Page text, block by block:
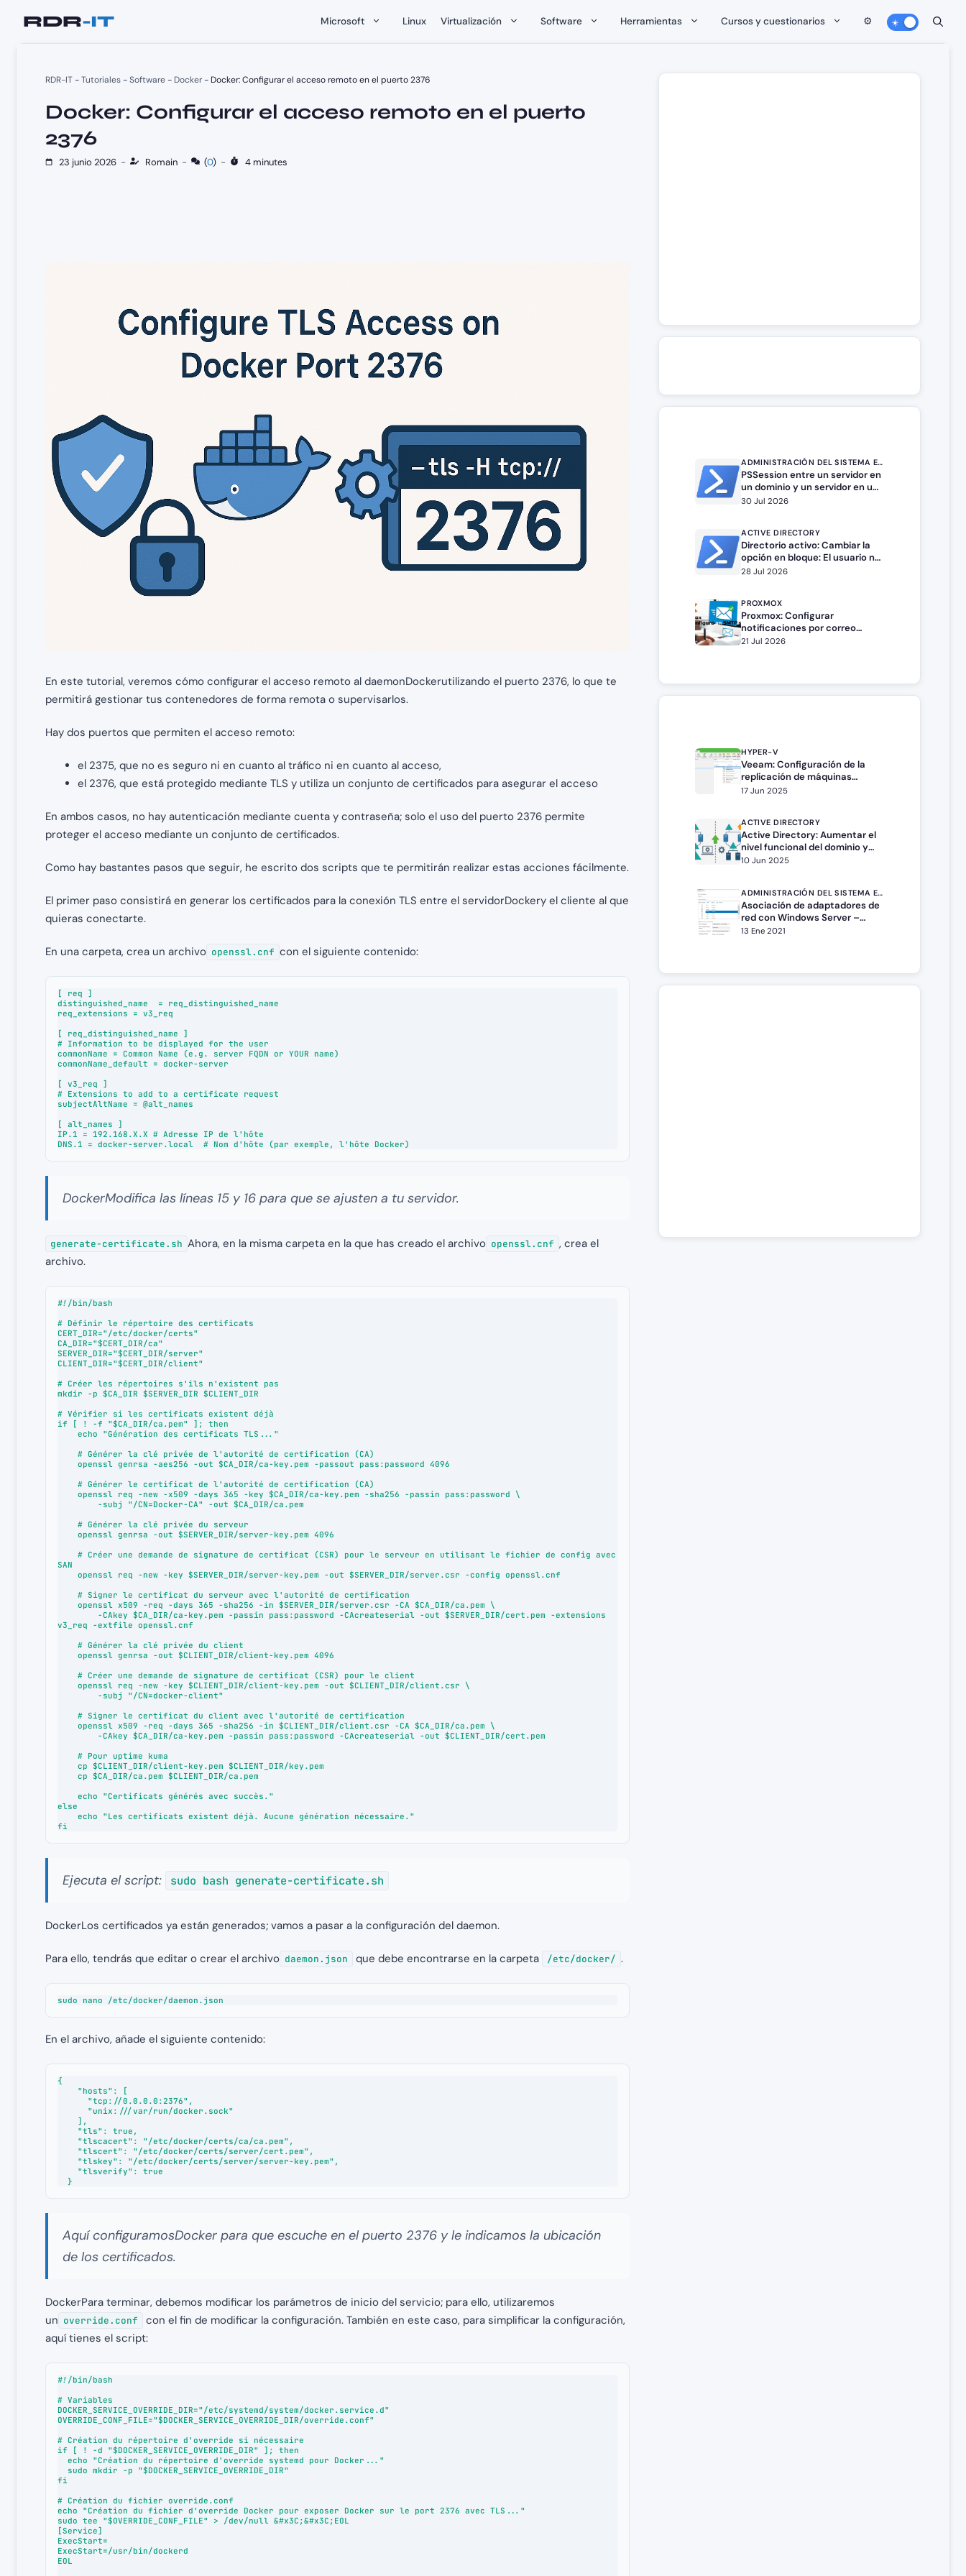
Microsoft Linux Virtualización Software Herramientas Cursos y cuestionarios ⚙️
RDR-IT-Tutoriales-Software- Docker- Docker: Configurar el acceso remoto en el puerto 2376
Docker: Configurar el acceso remoto en el puerto
2376
23 junio 2026 - Romain - (0) - 4 minutes
En este tutorial, veremos cómo configurar el acceso remoto al daemonDockerutilizando el puerto 2376, lo que te
permitirá gestionar tus contenedores de forma remota o supervisarlos.
Hay dos puertos que permiten el acceso remoto:
el 2375, que no es seguro ni en cuanto al tráfico ni en cuanto al acceso,
el 2376, que está protegido mediante TLS y utiliza un conjunto de certificados para asegurar el acceso
En ambos casos, no hay autenticación mediante cuenta y contraseña; solo el uso del puerto 2376 permite
proteger el acceso mediante un conjunto de certificados.
Como hay bastantes pasos que seguir, he escrito dos scripts que te permitirán realizar estas acciones fácilmente.
El primer paso consistirá en generar los certificados para la conexión TLS entre el servidorDockery el cliente al que
quieras conectarte.
En una carpeta, crea un archivo openssl.cnf con el siguiente contenido:
[ req ]
distinguished_name  = req_distinguished_name
req_extensions = v3_req
[ req_distinguished_name ]
# Information to be displayed for the user
commonName = Common Name (e.g. server FQDN or YOUR name)
commonName_default = docker-server
[ v3_req ]
# Extensions to add to a certificate request
subjectAltName = @alt_names
[ alt_names ]
IP.1 = 192.168.X.X # Adresse IP de l'hôte
DNS.1 = docker-server.local  # Nom d'hôte (par exemple, l'hôte Docker)
DockerModifica las líneas 15 y 16 para que se ajusten a tu servidor.
generate-certificate.sh Ahora, en la misma carpeta en la que has creado el archivo openssl.cnf , crea el
archivo.
#!/bin/bash
# Définir le répertoire des certificats
CERT_DIR="/etc/docker/certs"
CA_DIR="$CERT_DIR/ca"
SERVER_DIR="$CERT_DIR/server"
CLIENT_DIR="$CERT_DIR/client"
# Créer les répertoires s'ils n'existent pas
mkdir -p $CA_DIR $SERVER_DIR $CLIENT_DIR
# Vérifier si les certificats existent déjà
if [ ! -f "$CA_DIR/ca.pem" ]; then
SAN
v3_req -extfile openssl.cnf
else
fi
Ejecuta el script: sudo bash generate-certificate.sh
DockerLos certificados ya están generados; vamos a pasar a la configuración del daemon.
Para ello, tendrás que editar o crear el archivo daemon.json que debe encontrarse en la carpeta /etc/docker/ .
sudo nano /etc/docker/daemon.json
En el archivo, añade el siguiente contenido:
{
  }
Aquí configuramosDocker para que escuche en el puerto 2376 y le indicamos la ubicación
de los certificados.
DockerPara terminar, debemos modificar los parámetros de inicio del servicio; para ello, utilizaremos
un override.conf
con el fin de modificar la configuración. También en este caso, para simplificar la configuración,
aquí tienes el script:
#!/bin/bash
# Variables
DOCKER_SERVICE_OVERRIDE_DIR="/etc/systemd/system/docker.service.d"
OVERRIDE_CONF_FILE="$DOCKER_SERVICE_OVERRIDE_DIR/override.conf"
# Création du répertoire d'override si nécessaire
if [ ! -d "$DOCKER_SERVICE_OVERRIDE_DIR" ]; then
fi
# Création du fichier override.conf
echo "Création du fichier d'override Docker pour exposer Docker sur le port 2376 avec TLS..."
sudo tee "$OVERRIDE_CONF_FILE" > /dev/null &#x3C;&#x3C;EOL
[Service]
ExecStart=
ExecStart=/usr/bin/dockerd
EOL
ADMINISTRACIÓN DEL SISTEMA EN WINDOWS SERVER
PSSession entre un servidor en
un dominio y un servidor en un
grupo de trabajo.
30 Jul 2026
ACTIVE DIRECTORY
Directorio activo: Cambiar la
opción en bloque: El usuario no
puede cambiar la contraseña
28 Jul 2026
PROXMOX
Proxmox: Configurar
notificaciones por correo
electrónico
21 Jul 2026
HYPER-V
Veeam: Configuración de la
replicación de máquinas
virtuales
17 Jun 2025
ACTIVE DIRECTORY
Active Directory: Aumentar el
nivel funcional del dominio y
del bosque
10 Jun 2025
ADMINISTRACIÓN DEL SISTEMA EN WINDOWS SERVER
Asociación de adaptadores de
red con Windows Server –
Network Teaming
13 Ene 2021